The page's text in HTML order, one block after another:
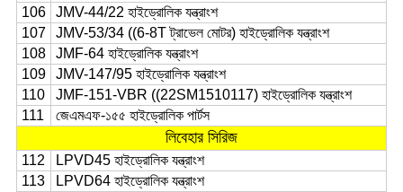
106
JMV-44/22 হাইড্রোলিক যন্ত্রাংশ
107
JMV-53/34 ((6-8T ট্রাভেল মোটর) হাইড্রোলিক যন্ত্রাংশ
108
JMF-64 হাইড্রোলিক যন্ত্রাংশ
109
JMV-147/95 হাইড্রোলিক যন্ত্রাংশ
110
JMF-151-VBR ((22SM1510117) হাইড্রোলিক যন্ত্রাংশ
111
জেএমএফ-১৫৫ হাইড্রোলিক পার্টস
লিবেহার সিরিজ
112
LPVD45 হাইড্রোলিক যন্ত্রাংশ
113
LPVD64 হাইড্রোলিক যন্ত্রাংশ